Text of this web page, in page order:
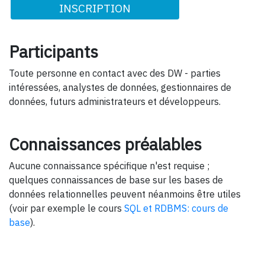
INSCRIPTION
Participants
Toute personne en contact avec des DW - parties
intéressées, analystes de données, gestionnaires de
données, futurs administrateurs et développeurs.
Connaissances préalables
Aucune connaissance spécifique n'est requise ;
quelques connaissances de base sur les bases de
données relationnelles peuvent néanmoins être utiles
(voir par exemple le cours SQL et RDBMS: cours de
base).